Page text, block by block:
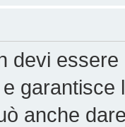
devi
garantisce
anche